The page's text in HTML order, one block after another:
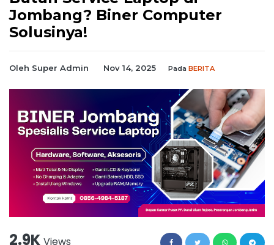
Jombang? Biner Computer
Solusinya!
Oleh Super Admin Nov 14, 2025 Pada BERITA
2.9K Views